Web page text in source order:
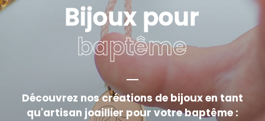
Bijoux pour
baptême
Découvrez nos créations de bijoux en tant
qu'artisan joaillier pour votre baptême :